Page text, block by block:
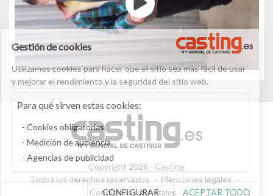
Copyright 2026 - Casting
Todos los derechos reservados
Menciones legales
Condiciones generales
Gestión de cookies
Utilizamos cookies para hacer que el sitio sea más fácil de usar
y mejorar el rendimiento y la seguridad del sitio web.
Para qué sirven estas cookies:
Cookies obligatorias
Medición de audiencia
Agencias de publicidad
CONFIGURAR ACEPTAR TODO